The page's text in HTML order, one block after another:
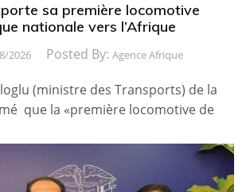
sa première locomotive
nationale vers l’Afrique
2026 Posted By: Agence Afrique
(ministre des Transports) de la
que la «première locomotive de